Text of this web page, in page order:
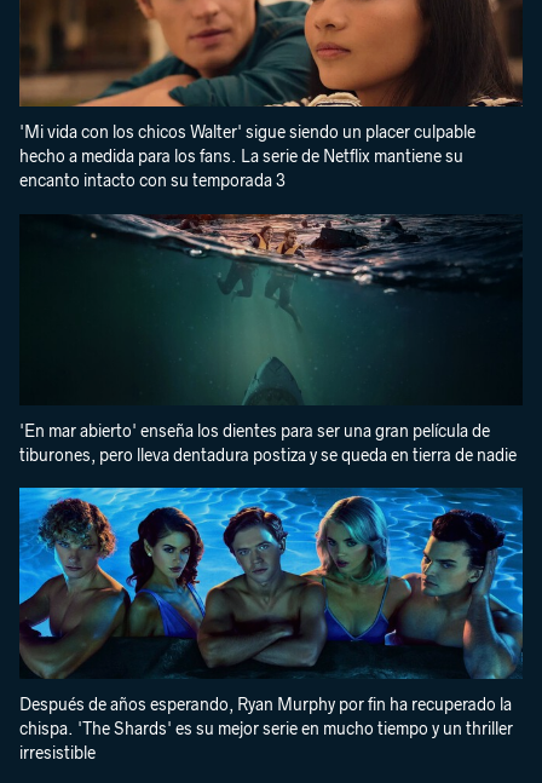
'Mi vida con los chicos Walter' sigue siendo un placer culpable
hecho a medida para los fans. La serie de Netflix mantiene su
encanto intacto con su temporada 3
'En mar abierto' enseña los dientes para ser una gran película de
tiburones, pero lleva dentadura postiza y se queda en tierra de nadie
Después de años esperando, Ryan Murphy por fin ha recuperado la
chispa. 'The Shards' es su mejor serie en mucho tiempo y un thriller
irresistible